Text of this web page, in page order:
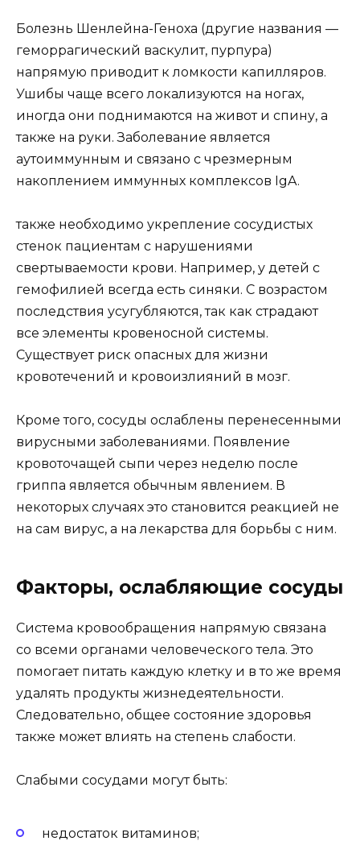
Болезнь Шенлейна-Геноха (другие названия —
геморрагический васкулит, пурпура)
напрямую приводит к ломкости капилляров.
Ушибы чаще всего локализуются на ногах,
иногда они поднимаются на живот и спину, а
также на руки. Заболевание является
аутоиммунным и связано с чрезмерным
накоплением иммунных комплексов IgA.
также необходимо укрепление сосудистых
стенок пациентам с нарушениями
свертываемости крови. Например, у детей с
гемофилией всегда есть синяки. С возрастом
последствия усугубляются, так как страдают
все элементы кровеносной системы.
Существует риск опасных для жизни
кровотечений и кровоизлияний в мозг.
Кроме того, сосуды ослаблены перенесенными
вирусными заболеваниями. Появление
кровоточащей сыпи через неделю после
гриппа является обычным явлением. В
некоторых случаях это становится реакцией не
на сам вирус, а на лекарства для борьбы с ним.
Факторы, ослабляющие сосуды
Система кровообращения напрямую связана
со всеми органами человеческого тела. Это
помогает питать каждую клетку и в то же время
удалять продукты жизнедеятельности.
Следовательно, общее состояние здоровья
также может влиять на степень слабости.
Слабыми сосудами могут быть:
недостаток витаминов;